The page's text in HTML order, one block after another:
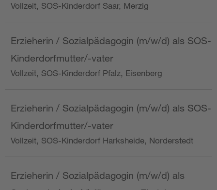
Vollzeit, SOS-Kinderdorf Saar, Merzig
Erzieherin / Sozialpädagogin (m/w/d) als SOS-
Kinderdorfmutter/-vater
Vollzeit, SOS-Kinderdorf Pfalz, Eisenberg
Erzieherin / Sozialpädagogin (m/w/d) als SOS-
Kinderdorfmutter/-vater
Vollzeit, SOS-Kinderdorf Harksheide, Norderstedt
Erzieherin / Sozialpädagogin (m/w/d) als